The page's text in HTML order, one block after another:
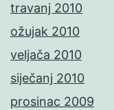
travanj 2010
ožujak 2010
veljača 2010
siječanj 2010
prosinac 2009